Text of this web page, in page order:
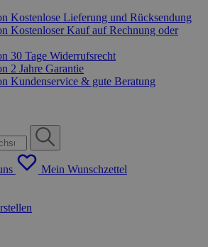
Kostenlose Lieferung und Rücksendung
Kostenloser Kauf auf Rechnung oder
30 Tage Widerrufsrecht
2 Jahre Garantie
Kundenservice & gute Beratung
Mein Wunschzettel